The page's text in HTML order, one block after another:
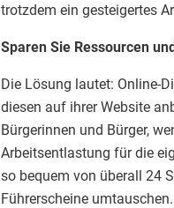
trotzdem ein gesteigertes
Sparen Sie Ressourcen
Die Lösung lautet: Online-
diesen auf ihrer Website
Bürgerinnen und Bürger,
Arbeitsentlastung für die
so bequem von überall 24
Führerscheine umtauschen.